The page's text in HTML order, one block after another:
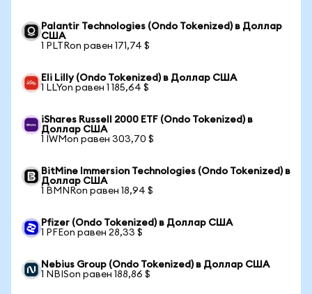
Palantir Technologies (Ondo Tokenized) в Доллар
США
1 PLTRon равен 171,74 $
Eli Lilly (Ondo Tokenized) в Доллар США
1 LLYon равен 1 185,64 $
iShares Russell 2000 ETF (Ondo Tokenized) в
Доллар США
1 IWMon равен 303,70 $
BitMine Immersion Technologies (Ondo Tokenized) в
Доллар США
1 BMNRon равен 18,94 $
Pfizer (Ondo Tokenized) в Доллар США
1 PFEon равен 28,33 $
Nebius Group (Ondo Tokenized) в Доллар США
1 NBISon равен 188,86 $